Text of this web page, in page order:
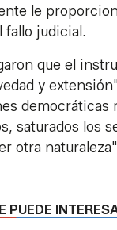
le
fallo judicial.
que el
y
democráticas
saturados los
otra
PUEDE